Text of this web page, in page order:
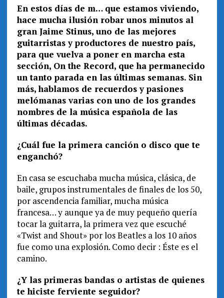
En estos días de m… que estamos viviendo,
hace mucha ilusión robar unos minutos al
gran Jaime Stinus, uno de las mejores
guitarristas y productores de nuestro país,
para que vuelva a poner en marcha esta
sección, On the Record, que ha permanecido
un tanto parada en las últimas semanas. Sin
más, hablamos de recuerdos y pasiones
melómanas varias con uno de los grandes
nombres de la música española de las
últimas décadas.
¿Cuál fue la primera canción o disco que te
enganchó?
En casa se escuchaba mucha música, clásica, de
baile, grupos instrumentales de finales de los 50,
por ascendencia familiar, mucha música
francesa… y aunque ya de muy pequeño quería
tocar la guitarra, la primera vez que escuché
«Twist and Shout» por los Beatles a los 10 años
fue como una explosión. Como decir : Éste es el
camino.
¿Y las primeras bandas o artistas de quienes
te hiciste ferviente seguidor?